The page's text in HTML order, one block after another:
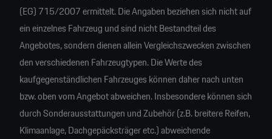
(EG) 715/2007 ermittelt. Die Angaben beziehen sich nicht auf
ein einzelnes Fahrzeug und sind nicht Bestandteil des
Angebotes, sondern dienen allein Vergleichszwecken zwischen
den verschiedenen Fahrzeugtypen. Die Werte des
kaufgegenständlichen Fahrzeuges können daher nach unten
bzw. oben vom Angebot abweichen. Insbesondere können sich
durch Sonderausstattungen und Zubehör (z.B. breitere Reifen,
Klimaanlage, Dachgepäcksträger etc.) abweichende